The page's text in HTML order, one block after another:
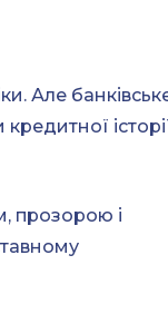
Але
прозорою і